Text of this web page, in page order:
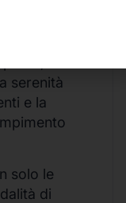
serenità
e la
solo le
di